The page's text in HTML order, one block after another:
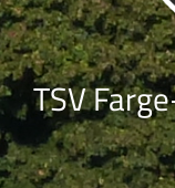
TSV